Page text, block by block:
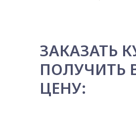
ЗАКАЗАТЬ
ПОЛУЧИТЬ
ЦЕНУ: